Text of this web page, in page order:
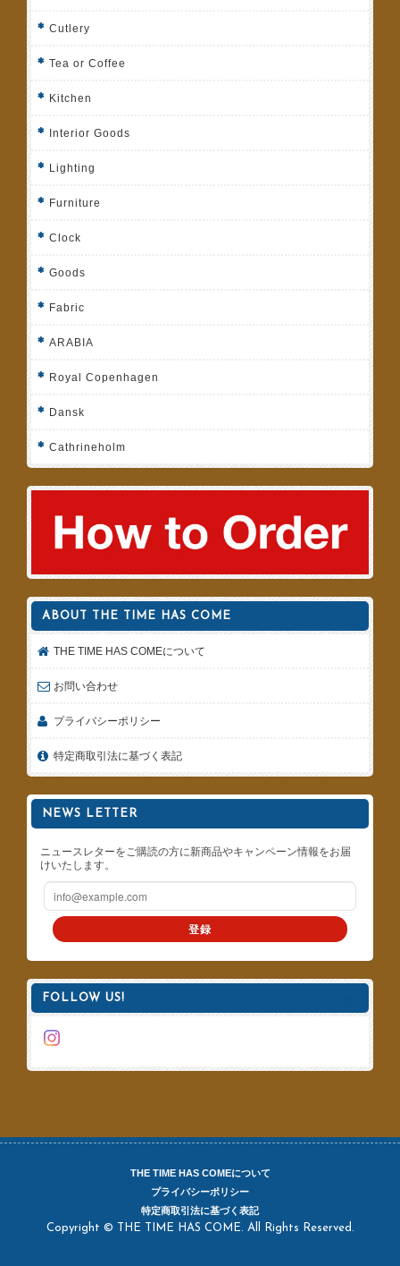
Cutlery
Tea or Coffee
Kitchen
Interior Goods
Lighting
Furniture
Clock
Goods
Fabric
ARABIA
Royal Copenhagen
Dansk
Cathrineholm
ABOUT THE TIME HAS COME
THE TIME HAS COMEについて
お問い合わせ
プライバシーポリシー
特定商取引法に基づく表記
NEWS LETTER
ニュースレターをご購読の方に新商品やキャンペーン情報をお届
けいたします。
登録
FOLLOW US!
THE TIME HAS COMEについて
プライバシーポリシー
特定商取引法に基づく表記
Copyright © THE TIME HAS COME. All Rights Reserved.